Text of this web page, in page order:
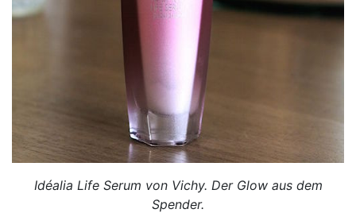
Idéalia Life Serum von Vichy. Der Glow aus dem
Spender.